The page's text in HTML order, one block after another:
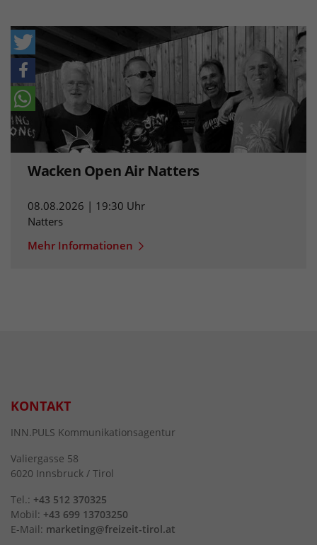
Wacken Open Air Natters
08.08.2026 | 19:30 Uhr
Natters
Mehr Informationen
KONTAKT
INN.PULS Kommunikationsagentur
Valiergasse 58
6020 Innsbruck / Tirol
Tel.: +43 512 370325
Mobil: +43 699 13703250
E-Mail: marketing@freizeit-tirol.at